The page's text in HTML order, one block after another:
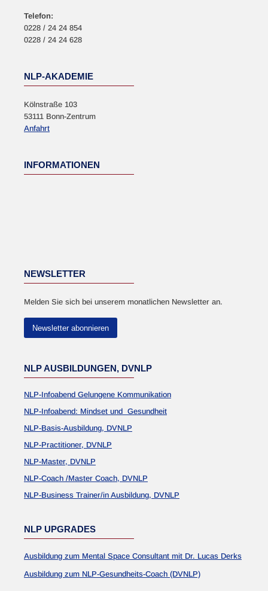
Telefon:
0228 / 24 24 854
0228 / 24 24 628
NLP-AKADEMIE
Kölnstraße 103
53111 Bonn-Zentrum
Anfahrt
INFORMATIONEN
NEWSLETTER
Melden Sie sich bei unserem monatlichen Newsletter an.
Newsletter abonnieren
NLP AUSBILDUNGEN, DVNLP
NLP-Infoabend Gelungene Kommunikation
NLP-Infoabend: Mindset und Gesundheit
NLP-Basis-Ausbildung, DVNLP
NLP-Practitioner, DVNLP
NLP-Master, DVNLP
NLP-Coach /Master Coach, DVNLP
NLP-Business Trainer/in Ausbildung, DVNLP
NLP UPGRADES
Ausbildung zum Mental Space Consultant mit Dr. Lucas Derks
Ausbildung zum NLP-Gesundheits-Coach (DVNLP)